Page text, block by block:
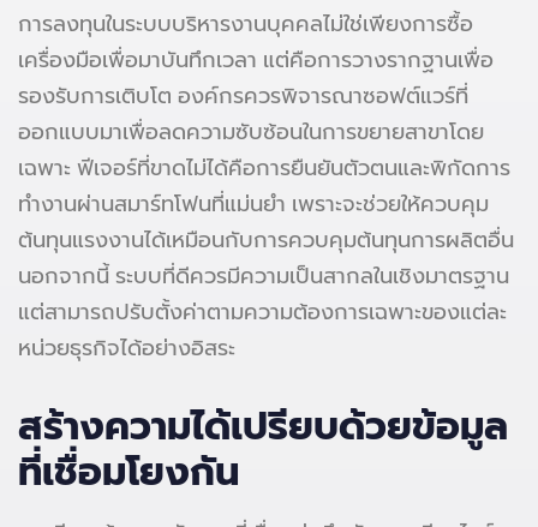
การลงทุนในระบบบริหารงานบุคคลไม่ใช่เพียงการซื้อ
เครื่องมือเพื่อมาบันทึกเวลา แต่คือการวางรากฐานเพื่อ
รองรับการเติบโต องค์กรควรพิจารณาซอฟต์แวร์ที่
ออกแบบมาเพื่อลดความซับซ้อนในการขยายสาขาโดย
เฉพาะ ฟีเจอร์ที่ขาดไม่ได้คือการยืนยันตัวตนและพิกัดการ
ทำงานผ่านสมาร์ทโฟนที่แม่นยำ เพราะจะช่วยให้ควบคุม
ต้นทุนแรงงานได้เหมือนกับการควบคุมต้นทุนการผลิตอื่น
นอกจากนี้ ระบบที่ดีควรมีความเป็นสากลในเชิงมาตรฐาน
แต่สามารถปรับตั้งค่าตามความต้องการเฉพาะของแต่ละ
หน่วยธุรกิจได้อย่างอิสระ
สร้างความได้เปรียบด้วยข้อมูล
ที่เชื่อมโยงกัน